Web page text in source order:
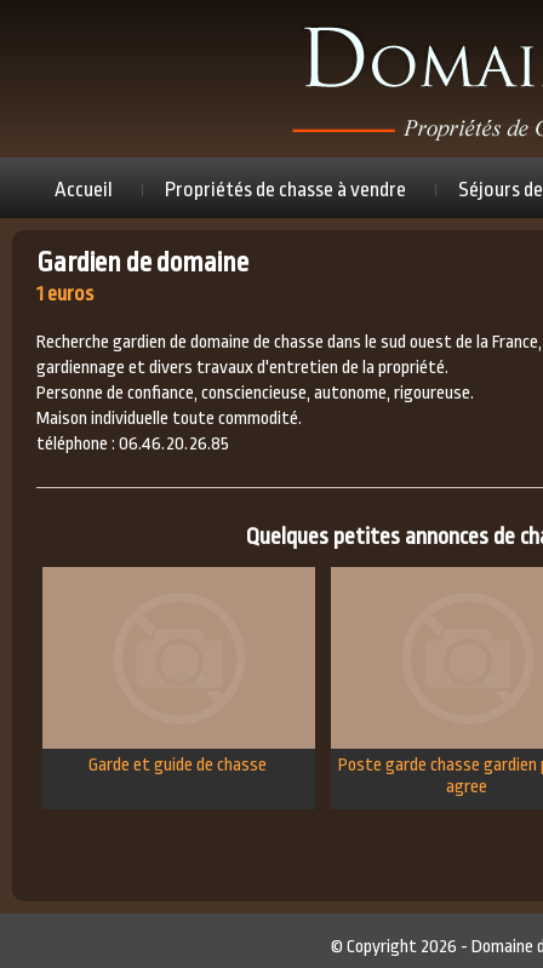
Accueil Propriétés de chasse à vendre Séjours
Gardien de domaine
1 euros
Recherche gardien de domaine de chasse dans le sud ouest de la
gardiennage et divers travaux d'entretien de la propriété.
Personne de confiance, consciencieuse, autonome, rigoureuse.
Maison individuelle toute commodité.
téléphone : 06.46.20.26.85
Quelques petites annonces de
Garde et guide de chasse
Poste garde chasse gardien
agree
© Copyright 2026 -Domaine